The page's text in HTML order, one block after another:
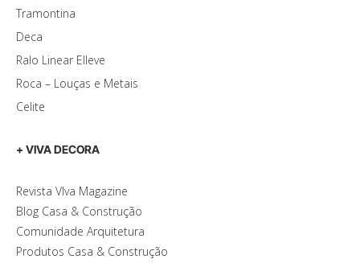
Tramontina
Deca
Ralo Linear Elleve
Roca – Louças e Metais
Celite
+ VIVA DECORA
Revista VIva Magazine
Blog Casa & Construção
Comunidade Arquitetura
Produtos Casa & Construção